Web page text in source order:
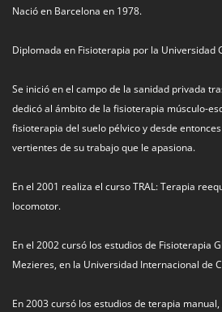
Nació en Barcelona en 1978.
Diplomada en Fisioterapia por la Universidad
Se inició en el campo de la sanidad privada
dedicó al ámbito de la fisioterapia músculo-
fisioterapia del suelo pélvico y desde
vertientes de su trabajo que le apasiona.
En el 2001 realiza el curso TRAL: Terapia
locomotor.
En el 2002 cursó los estudios de Fisioterapia
Mezieres, en la Universidad Internacional de
En 2003 cursó los estudios de terapia